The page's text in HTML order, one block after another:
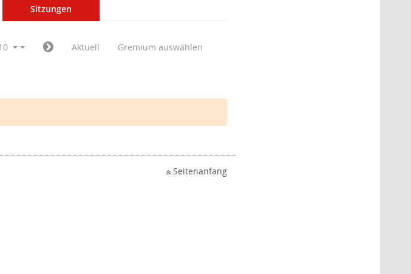
Sitzungen
Aktuell Gremium auswählen
Seitenanfang